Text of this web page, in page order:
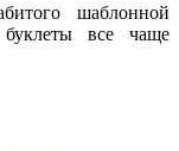
шаблонной
все чаще